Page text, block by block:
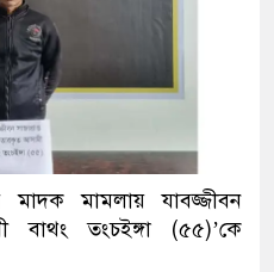
মাদক মামলায় যাবজ্জীবন
বাথং তংচইঙ্গা (৫৫)’কে